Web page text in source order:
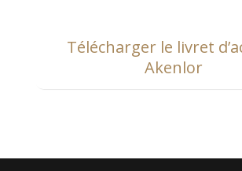
Télécharger le livret
Akenlor